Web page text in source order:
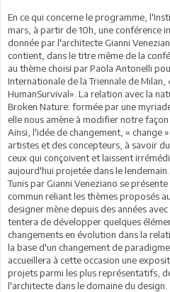
En ce qui concerne le programme,
mars, à partir de 10h, une conférence
donnée par l'architecte Gianni
contient, dans le titre même de la
au thème choisi par Paola Antonelli
Internationale de la Triennale de
HumanSurvival». La relation avec la
Broken Nature: formée par une
elle nous amène à modifier notre
Ainsi, l'idée de changement, « change
artistes et des concepteurs, à savoir
ceux qui conçoivent et laissent
aujourd'hui projetée dans le
Tunis par Gianni Veneziano se
commun reliant les thèmes proposés
designer mène depuis des années
tentera de développer quelques
changements en évolution dans la
la base d'un changement de
accueillera à cette occasion une
projets parmi les plus représentatifs,
l'architecte dans le domaine du design.